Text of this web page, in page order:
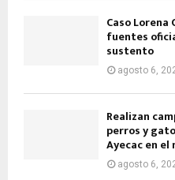
Caso
fuentes
sustento
agosto 6,
Realizan
perros y
Ayecac en
agosto 6,